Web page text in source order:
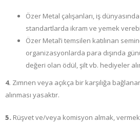
Özer Metal çalışanları, iş
standartlarda ikram ve yemek
Özer Metal’i temsilen katılınan
organizasyonlarda para dışında
değeri olan ödül, şilt vb. hediyeler
4. Zımnen veya açıkça bir karşılığa
alınması yasaktır.
5. Rüşvet ve/veya komisyon almak,